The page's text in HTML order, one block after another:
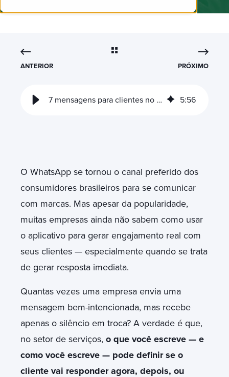
ANTERIOR PRÓXIMO
7 mensagens para clientes no WhatsApp que funcionam de verdade 5:56
O WhatsApp se tornou o canal preferido dos
consumidores brasileiros para se comunicar
com marcas. Mas apesar da popularidade,
muitas empresas ainda não sabem como usar
o aplicativo para gerar engajamento real com
seus clientes — especialmente quando se trata
de gerar resposta imediata.
Quantas vezes uma empresa envia uma
mensagem bem-intencionada, mas recebe
apenas o silêncio em troca? A verdade é que,
no setor de serviços, o que você escreve — e
como você escreve — pode definir se o
cliente vai responder agora, depois, ou